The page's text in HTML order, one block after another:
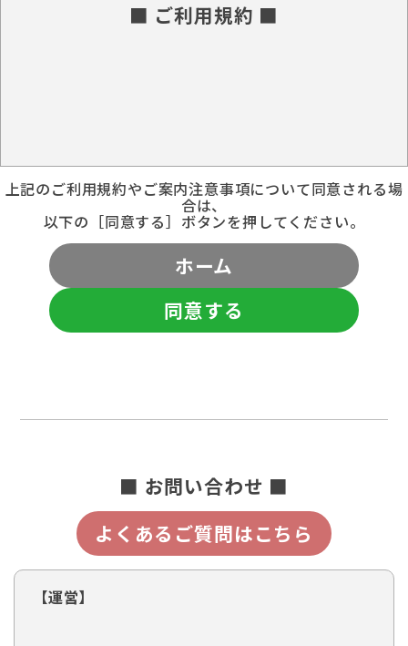
■ ご利用規約 ■
上記のご利用規約やご案内注意事項について同意される場
合は、
以下の［同意する］ボタンを押してください。
ホーム
同意する
■ お問い合わせ ■
よくあるご質問はこちら
【運営】